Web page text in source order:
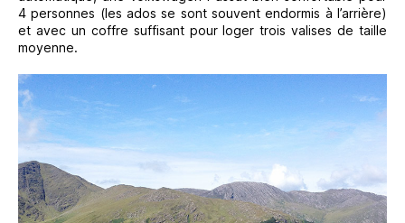
4 personnes (les ados se sont souvent endormis à l’arrière)
et avec un coffre suffisant pour loger trois valises de taille
moyenne.